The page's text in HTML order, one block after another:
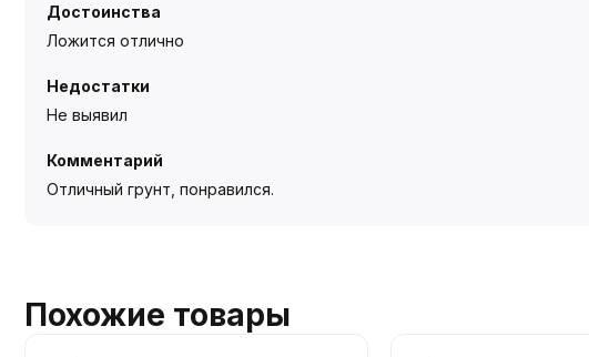
Достоинства
Ложится отлично
Недостатки
Не выявил
Комментарий
Отличный грунт, понравился.
Похожие товары